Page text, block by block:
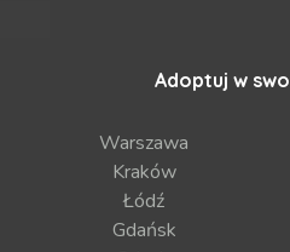
Adoptuj w
Warszawa
Kraków
Łódź
Gdańsk